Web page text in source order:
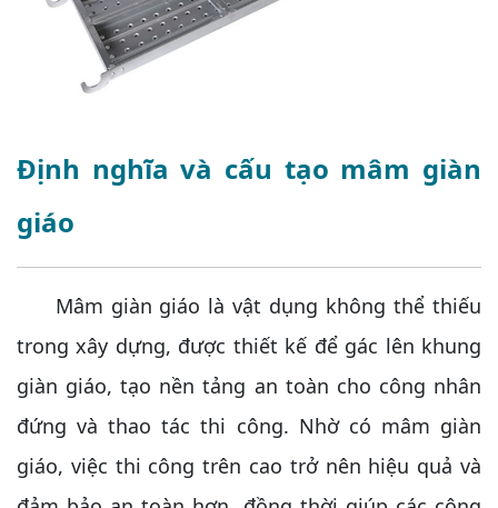
Định nghĩa và cấu tạo mâm giàn
giáo
Mâm giàn giáo là vật dụng không thể thiếu
trong xây dựng, được thiết kế để gác lên khung
giàn giáo, tạo nền tảng an toàn cho công nhân
đứng và thao tác thi công. Nhờ có mâm giàn
giáo, việc thi công trên cao trở nên hiệu quả và